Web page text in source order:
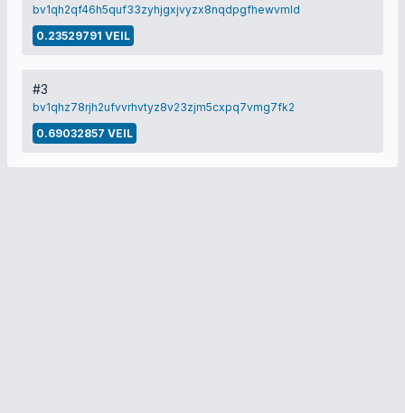
bv1qh2qf46h5quf33zyhjgxjvyzx8nqdpgfhewvmld
0.23529791 VEIL
#3
bv1qhz78rjh2ufvvrhvtyz8v23zjm5cxpq7vmg7fk2
0.69032857 VEIL